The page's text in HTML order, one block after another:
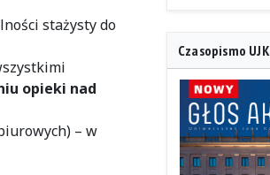
stażysty do
opieki nad
– w
Czasopismo UJK